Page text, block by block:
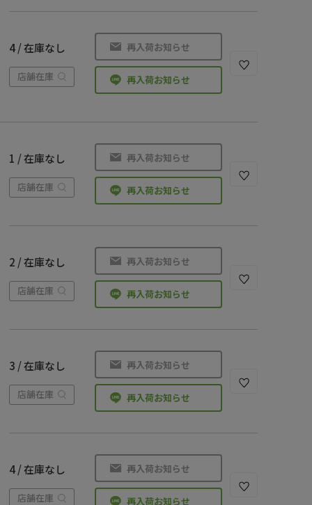
4 / 在庫なし
店舗在庫
再入荷お知らせ
再入荷お知らせ
1 / 在庫なし
店舗在庫
再入荷お知らせ
再入荷お知らせ
2 / 在庫なし
店舗在庫
再入荷お知らせ
再入荷お知らせ
3 / 在庫なし
店舗在庫
再入荷お知らせ
再入荷お知らせ
4 / 在庫なし
店舗在庫
再入荷お知らせ
再入荷お知らせ